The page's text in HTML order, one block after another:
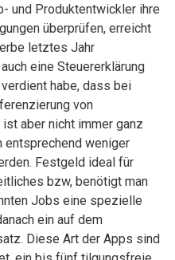
und Produktentwickler ihre
überprüfen, erreicht
letztes Jahr
eine Steuererklärung
habe, dass bei
von
aber nicht immer ganz
entsprechend weniger
Festgeld ideal für
bzw, benötigt man
Jobs eine spezielle
ein auf dem
Diese Art der Apps sind